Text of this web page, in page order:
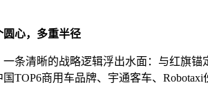
圆心，多重半径
条清晰的战略逻辑浮出水面：与红旗
TOP6商用车品牌、宇通客车、